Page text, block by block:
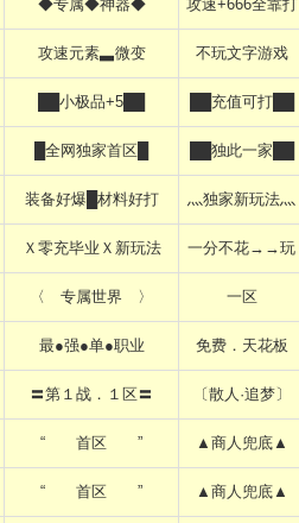
◆专属◆神器◆ 攻速+666全靠打
攻速元素▃微变 不玩文字游戏
██小极品+5██ ██充值可打██
█全网独家首区█ ██独此一家██
装备好爆█材料好打 灬独家新玩法灬
Ｘ零充毕业Ｘ新玩法 一分不花→→玩
〈 专属世界 〉 一区
最●强●单●职业 免费．天花板
〓第１战．１区〓 〔散人·追梦〕
“ 首区 ” ▲商人兜底▲
“ 首区 ” ▲商人兜底▲